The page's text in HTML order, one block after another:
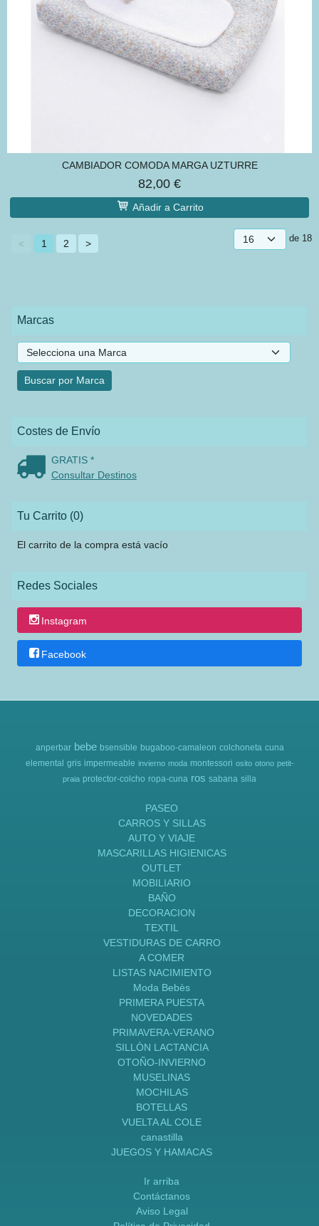
Marcas
Costes de Envío
GRATIS *
Consultar Destinos
Tu Carrito (0)
El carrito de la compra está vacío
Redes Sociales
Instagram
Facebook
CAMBIADOR COMODA MARGA UZTURRE
82,00 €
Añadir a Carrito
< 1 2 > de 18
anperbar bebe bsensible bugaboo-camaleon colchoneta cuna
elemental gris impermeable invierno moda montessori osito otono petit-
praia protector-colcho ropa-cuna ros sabana silla
PASEO
CARROS Y SILLAS
AUTO Y VIAJE
MASCARILLAS HIGIENICAS
OUTLET
MOBILIARIO
BAÑO
DECORACION
TEXTIL
VESTIDURAS DE CARRO
A COMER
LISTAS NACIMIENTO
Moda Bebès
PRIMERA PUESTA
NOVEDADES
PRIMAVERA-VERANO
SILLÒN LACTANCIA
OTOÑO-INVIERNO
MUSELINAS
MOCHILAS
BOTELLAS
VUELTA AL COLE
canastilla
JUEGOS Y HAMACAS
Ir arriba
Contáctanos
Aviso Legal